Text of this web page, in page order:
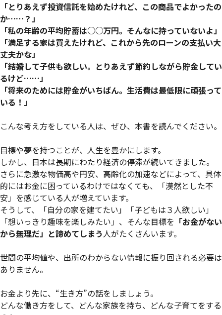
「とりあえず投資信託を始めたけれど、この商品でよかったの
か……？」
「私の年齢の平均貯蓄は○○万円。そんなに持っていないよ」
「満足する家は買えたけれど、これから先のローンの支払い大
丈夫かな」
「結婚して子供も欲しい。とりあえず節約しながら貯金してい
るけど……」
「将来のためには貯金がいちばん。生活費は最低限に頑張って
いる！」
こんな考え方をしている人は、ぜひ、本書を読んでください。
目標や夢を持つことが、人生を豊かにします。
しかし、日本は長期にわたり経済の停滞が続いてきました。
さらに急激な物価高や円安、高齢化の加速などによって、具体
的にはお金に困っているわけではなくても、「漠然とした不
安」を感じている人が増えています。
そうして、「自分の家を建てたい」「子どもは３人欲しい」
「想いっきり趣味を楽しみたい」、そんな目標を 「お金がない
から無理だ」と諦めてしまう人がたくさんいます。
世間の平均値や、出所のわからない情報に振り回される必要は
ありません。
お金より先に、“生き方”の話をしましょう。
どんな働き方をして、どんな家族を持ち、どんな子育てをする